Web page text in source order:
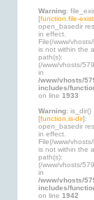
Warning:
[function.file-
open_basedir
in effect.
File(/www/
is not within the
path(s):
(/www/vhosts/
in
/www/vhosts/
includes/
on line 1933
Warning: is_dir()
[function.is-dir]:
open_basedir
in effect.
File(/www/
is not within the
path(s):
(/www/vhosts/
in
/www/vhosts/
includes/
on line 1942